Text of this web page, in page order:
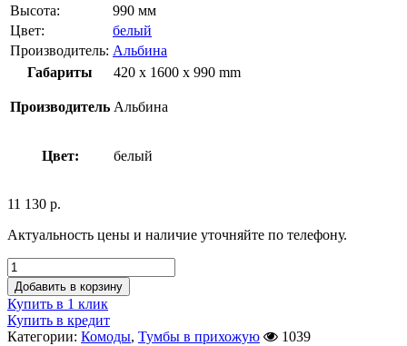
Высота:
990 мм
Цвет:
белый
Производитель: Альбина
Габариты
420 x 1600 x 990 mm
Производитель Альбина
Цвет: белый
11 130 р.
Актуальность цены и наличие уточняйте по телефону.
Добавить в корзину
Купить в 1 клик
Купить в кредит
Категории: Комоды, Тумбы в прихожую
1039